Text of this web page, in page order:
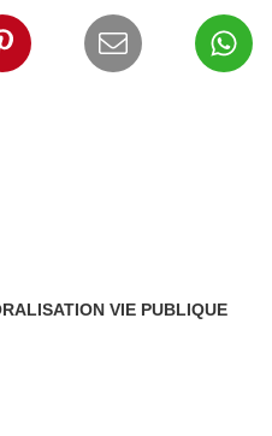
FRANCOIS FILLON . 2017 . MORALISATION VIE PUBLIQUE